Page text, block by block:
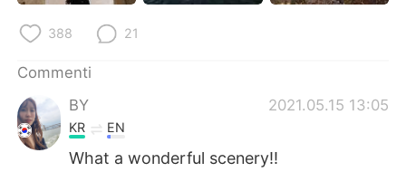
388 21
Commenti
BY
2021.05.15 13:05
KR EN
What a wonderful scenery!!